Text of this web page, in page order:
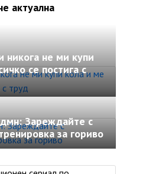
актуална
не ми купи
се постига с
Зареждайте с
за гориво